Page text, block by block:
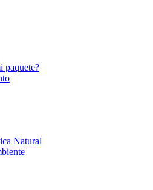
paquete?
Natural